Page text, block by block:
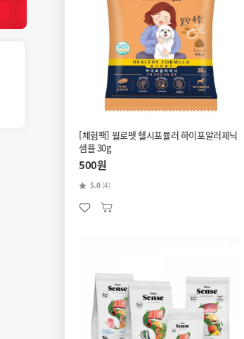
[체험팩] 윌로펫 헬시포뮬러 하이포알러제닉
샘플 30g
500원
5.0 (4)